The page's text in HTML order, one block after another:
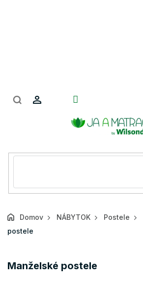
Domov NÁBYTOK Postele
postele
Manželské postele